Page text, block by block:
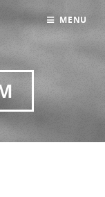
MENU